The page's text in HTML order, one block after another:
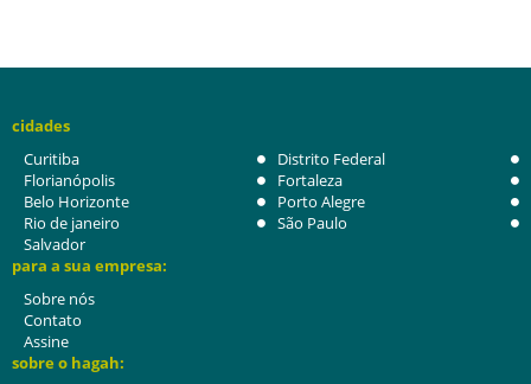
cidades
Curitiba
Distrito Federal
Florianópolis
Fortaleza
Belo Horizonte
Porto Alegre
Rio de janeiro
São Paulo
Salvador
para a sua empresa:
Sobre nós
Contato
Assine
sobre o hagah: